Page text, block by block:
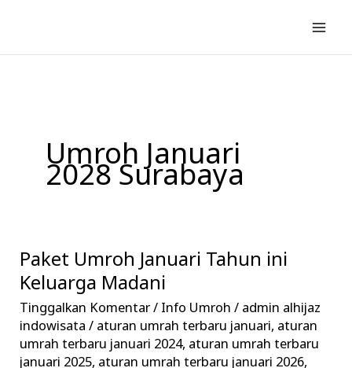
konten
Umroh Januari
2028 Surabaya
Paket Umroh Januari Tahun ini
Keluarga Madani
Tinggalkan Komentar/ Info Umroh / admin alhijaz
indowisata/ aturan umrah terbaru januari, aturan
umrah terbaru januari 2024, aturan umrah terbaru
januari 2025, aturan umrah terbaru januari 2026,
Paket
Umroh
Januari
Tahun
ini